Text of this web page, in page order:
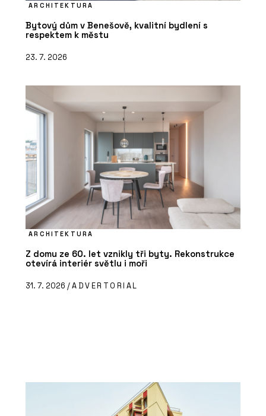
ARCHITEKTURA
Bytový dům v Benešově, kvalitní bydlení s
respektem k městu
23. 7. 2026
ARCHITEKTURA
Z domu ze 60. let vznikly tři byty. Rekonstrukce
otevírá interiér světlu i moři
31. 7. 2026 /ADVERTORIAL